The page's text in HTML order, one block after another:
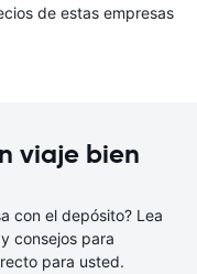
de estas empresas
viaje bien
con el depósito? Lea
consejos para
para usted.